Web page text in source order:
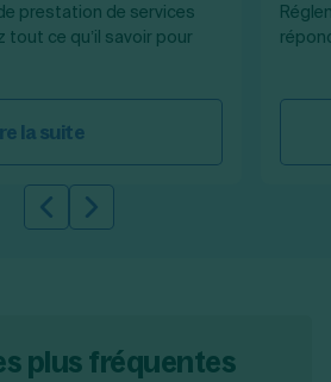
prestation de services
ce qu’il savoir pour
la suite
Slide précédente
Slide suivante
plus fréquentes